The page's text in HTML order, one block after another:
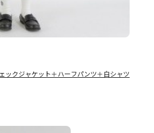
ックジャケット＋ハーフパンツ＋白シャツ